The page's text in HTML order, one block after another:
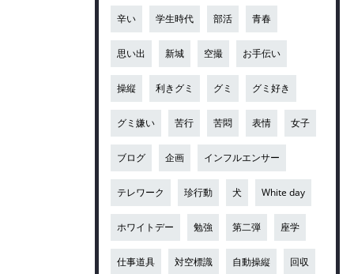
辛い 学生時代 部活 青春
思い出 新城 空撮 お手伝い
操縦 利きグミ グミ グミ好き
グミ嫌い 苦行 苦悶 表情 女子
ブログ 企画 インフルエンサー
テレワーク 珍行動 犬 White day
ホワイトデー 勉強 第二弾 座学
仕事道具 対空標識 自動操縦 回収